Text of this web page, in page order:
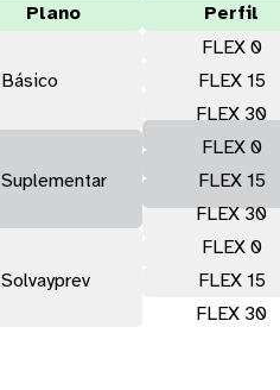
Plano
Básico
Suplementar
Solvayprev
Perfil
FLEX 0
FLEX 15
FLEX 30
FLEX 0
FLEX 15
FLEX 30
FLEX 0
FLEX 15
FLEX 30